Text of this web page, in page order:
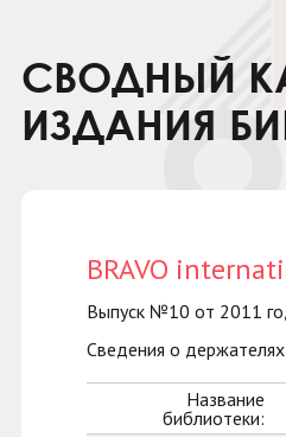
СВОДНЫЙ
ИЗДАНИЯ
BRAVO
Выпуск №10 от 2011
Сведения о держателях
Название
библиотеки: